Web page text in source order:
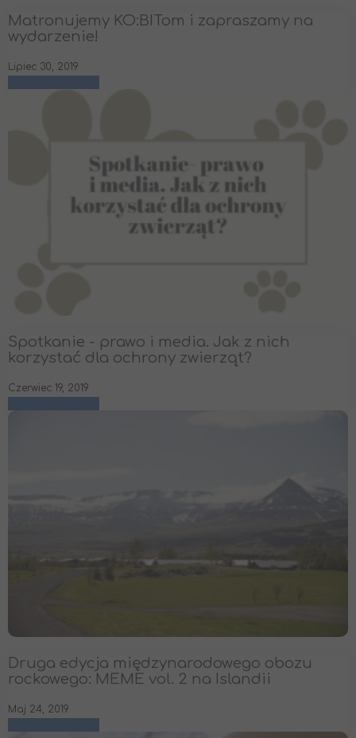
Matronujemy KO:BITom i zapraszamy na
wydarzenie!
Lipiec 30, 2019
Spotkanie - prawo i media. Jak z nich
korzystać dla ochrony zwierząt?
Czerwiec 19, 2019
Druga edycja międzynarodowego obozu
rockowego: MEME vol. 2 na Islandii
Maj 24, 2019